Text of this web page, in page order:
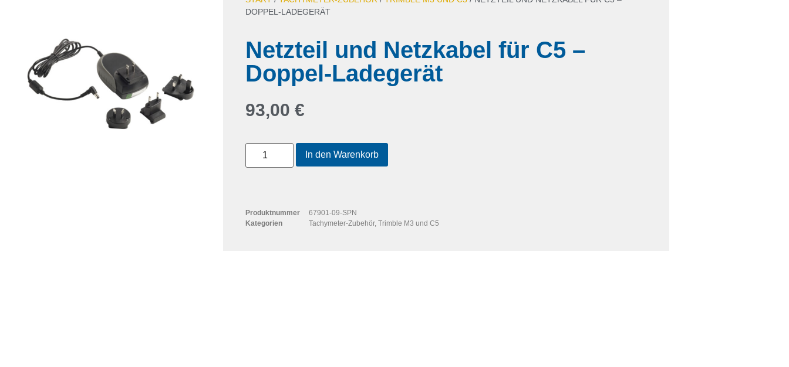
DOPPEL-LADEGERÄT
Netzteil und Netzkabel für C5 –
Doppel-Ladegerät
93,00 €
In den Warenkorb
Produktnummer
67901-09-SPN
Kategorien
Tachymeter-Zubehör, Trimble M3 und C5